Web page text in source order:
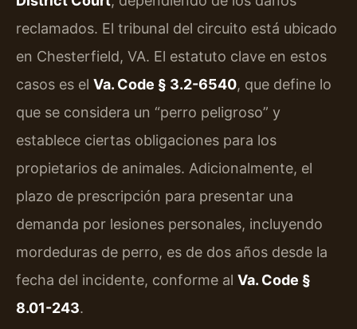
reclamados. El tribunal del circuito está ubicado
en Chesterfield, VA. El estatuto clave en estos
casos es el Va. Code § 3.2-6540, que define lo
que se considera un “perro peligroso” y
establece ciertas obligaciones para los
propietarios de animales. Adicionalmente, el
plazo de prescripción para presentar una
demanda por lesiones personales, incluyendo
mordeduras de perro, es de dos años desde la
fecha del incidente, conforme al Va. Code §
8.01-243.